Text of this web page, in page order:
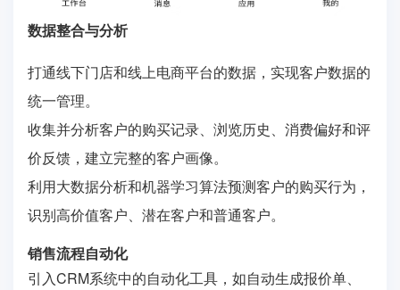
数据整合与分析
打通线下门店和线上电商平台的数据，实现客户数据的
统一管理。
收集并分析客户的购买记录、浏览历史、消费偏好和评
价反馈，建立完整的客户画像。
利用大数据分析和机器学习算法预测客户的购买行为，
识别高价值客户、潜在客户和普通客户。
销售流程自动化
引入CRM系统中的自动化工具，如自动生成报价单、